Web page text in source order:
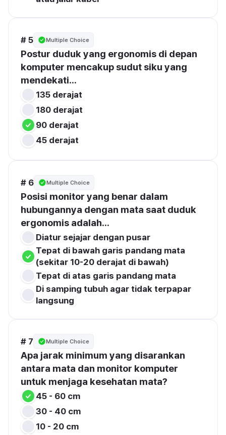
# 5 Multiple Choice
Postur duduk yang ergonomis di depan
komputer mencakup sudut siku yang
mendekati...
135 derajat
180 derajat
90 derajat
45 derajat
# 6 Multiple Choice
Posisi monitor yang benar dalam
hubungannya dengan mata saat duduk
ergonomis adalah...
Diatur sejajar dengan pusar
Tepat di bawah garis pandang mata
(sekitar 10-20 derajat di bawah)
Tepat di atas garis pandang mata
Di samping tubuh agar tidak terpapar
langsung
# 7 Multiple Choice
Apa jarak minimum yang disarankan
antara mata dan monitor komputer
untuk menjaga kesehatan mata?
45 - 60 cm
30 - 40 cm
10 - 20 cm